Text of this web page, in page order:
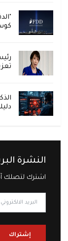
النشرة
اشترك لتصلك
إشتراك